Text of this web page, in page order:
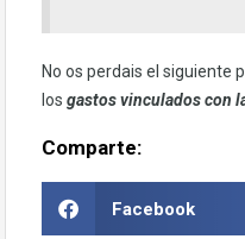
No os perdais el siguiente
los gastos vinculados con
Comparte:
Facebook